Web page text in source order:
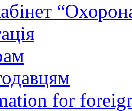
for